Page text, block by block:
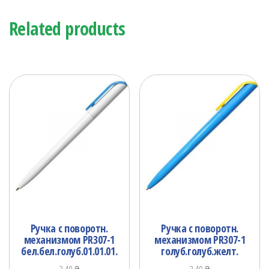
Related products
Ручка с поворотн.
механизмом PR307-1
бел.бел.голуб.01.01.01.
Ручка с поворотн.
механизмом PR307-1
голуб.голуб.желт.